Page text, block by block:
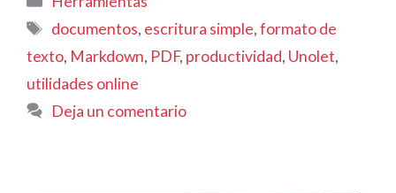
Etiquetas
documentos, escritura simple,formato de
texto, Markdown, PDF, productividad, Unolet,
utilidades online
Deja un comentario